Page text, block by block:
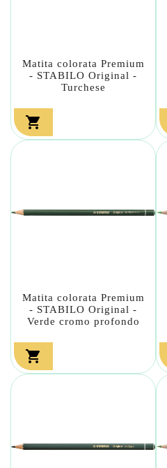
Matita colorata Premium
- STABILO Original -
Turchese

Matita colorata Premium
- STABILO Original -
Verde cromo profondo
